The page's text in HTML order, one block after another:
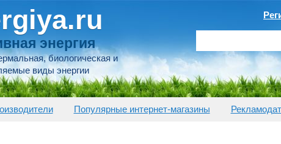
энергия
биологическая и
виды энергии
Популярные интернет-магазины